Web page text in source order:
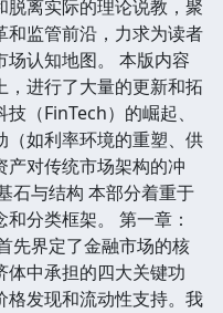
离实际的理论说教，聚
和监管前沿，力求为读者
认知地图。 本版内容
进行了大量的更新和拓
（FinTech）的崛起、
（如利率环境的重塑、供
产对传统市场架构的冲
石与结构 本部分着重于
分类框架。 第一章：
先界定了金融市场的核
体中承担的四大关键功
格发现和流动性支持。我